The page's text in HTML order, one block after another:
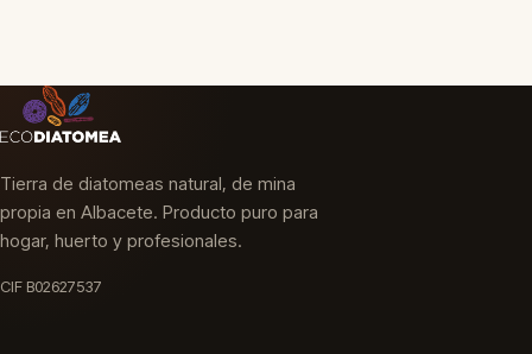
Tierra de diatomeas natural, de mina
propia en Albacete. Producto puro para
hogar, huerto y profesionales.
CIF B02627537